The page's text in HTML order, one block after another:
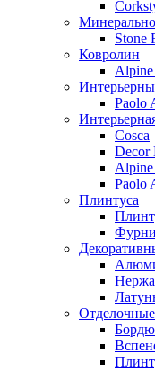
Stone
Ковролин
Paolo
Cosca
Decor
Paolo
Плинтуса